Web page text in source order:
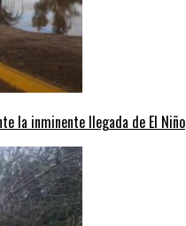
la inminente llegada de El Niño